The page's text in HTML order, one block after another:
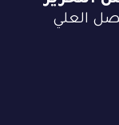
العلي